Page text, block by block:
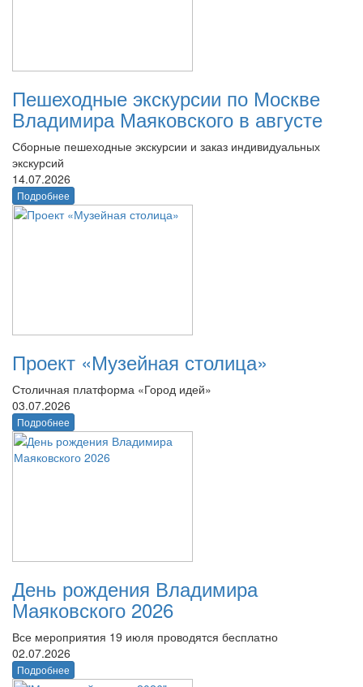
Пешеходные экскурсии по Москве
Владимира Маяковского в августе
Сборные пешеходные экскурсии и заказ индивидуальных
экскурсий
14.07.2026
Подробнее
Проект «Музейная столица»
Столичная платформа «Город идей»
03.07.2026
Подробнее
День рождения Владимира
Маяковского 2026
Все мероприятия 19 июля проводятся бесплатно
02.07.2026
Подробнее